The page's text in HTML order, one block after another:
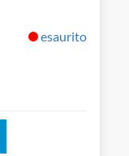
esaurito